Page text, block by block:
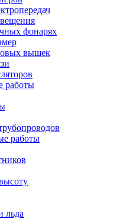
фонарях
вышек
работы
работы
льда